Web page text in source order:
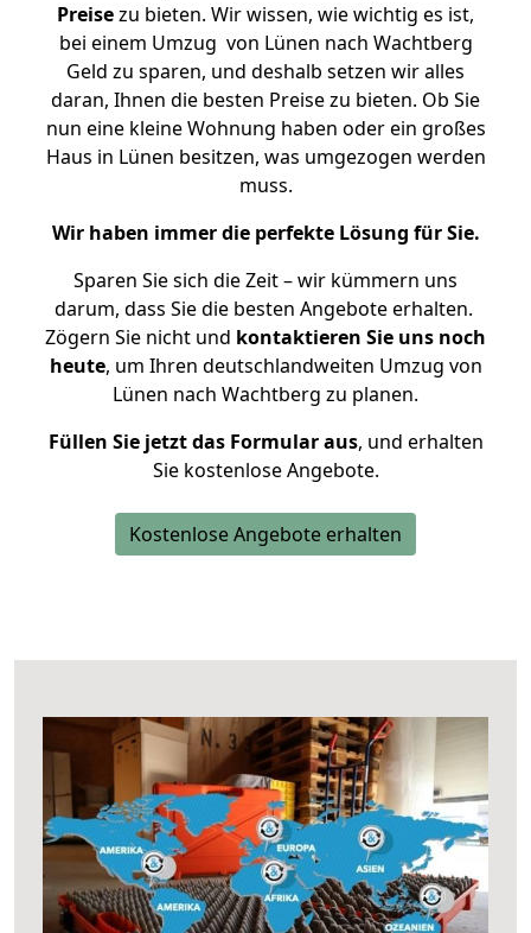
Preisezu bieten. Wir wissen, wie wichtig es ist,
bei einem Umzug von Lünen nach Wachtberg
Geld zu sparen, und deshalb setzen wir alles
daran, Ihnen die besten Preise zu bieten. Ob Sie
nun eine kleine Wohnung haben oder ein großes
Haus in Lünen besitzen, was umgezogen werden
muss.
Wir haben immer die perfekte Lösung für Sie.
Sparen Sie sich die Zeit – wir kümmern uns
darum, dass Sie die besten Angebote erhalten.
Zögern Sie nicht und kontaktieren Sie uns noch
heute, um Ihren deutschlandweiten Umzug von
Lünen nach Wachtberg zu planen.
Füllen Sie jetzt das Formular aus, und erhalten
Sie kostenlose Angebote.
Kostenlose Angebote erhalten